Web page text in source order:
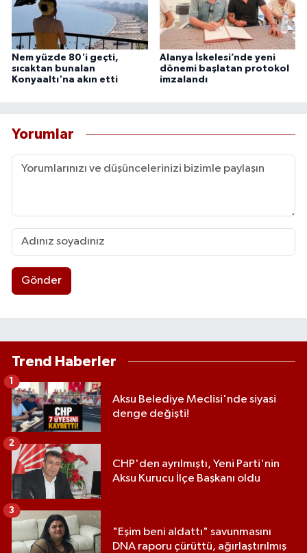
Nem yüzde 80'i geçti,
sıcaktan bunalan
Konyaaltı'na akın etti
Alanya İskelesi’nde yeni
dönemi başlatan protokol
imzalandı
Yorumlar
Gönder
Trend Haberler
Aksu Belediye Meclisi'nde siyasi
denge değişti!
1
CHP'den ayrılmıştı, Yeni Parti'nin
Aksu Kurucu İlçe Başkanı oldu
2
"Eşim beni aldattı" savunmasını
DNA raporu çürüttü, ağırlaştırılmış
3